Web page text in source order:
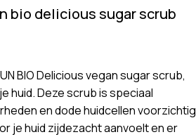
bio delicious sugar scrub
BIO Delicious vegan sugar scrub,
huid. Deze scrub is speciaal
en dode huidcellen voorzichtig
je huid zijdezacht aanvoelt en er